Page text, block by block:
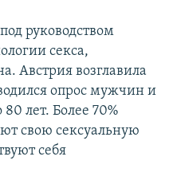
руководством
секса,
Австрия возглавила
опрос мужчин и
лет. Более 70%
свою сексуальную
себя